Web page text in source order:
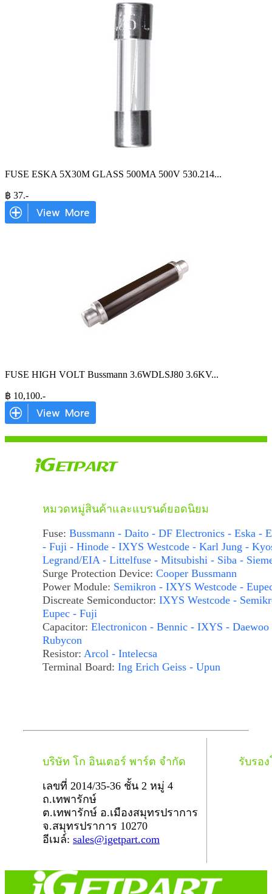
FUSE ESKA 5X30M GLASS 500MA 500V 530.214...
฿ 37.-
FUSE HIGH VOLT Bussmann 3.6WDLSJ80 3.6KV...
฿ 10,100.-
หมวดหมู่สินค้าและแบรนด์ยอดนิยม
Fuse: Bussmann - Daito - DF Electronics - Eska -
- Fuji - Hinode - IXYS Westcode - Karl Jung -
Legrand/EIA - Littelfuse - Mitsubishi - Siba -
Surge Protection Device: Cooper Bussmann
Power Module: Semikron - IXYS Westcode -
Discreate Semiconductor: IXYS Westcode -
Eupec - Fuji
Capacitor: Electronicon - Bennic - IXYS - Daewoo
Rubycon
Resistor: Arcol - Intelecsa
Terminal Board: Ing Erich Geiss - Upun
บริษัท โก อินเตอร์ พาร์ต จำกัด
เลขที่ 2014/35-36 ชั้น 2 หมู่ 4
ถ.เทพารักษ์
ต.เทพารักษ์ อ.เมืองสมุทรปราการ
จ.สมุทรปราการ 10270
อีเมล์: sales@igetpart.com
รับรอ